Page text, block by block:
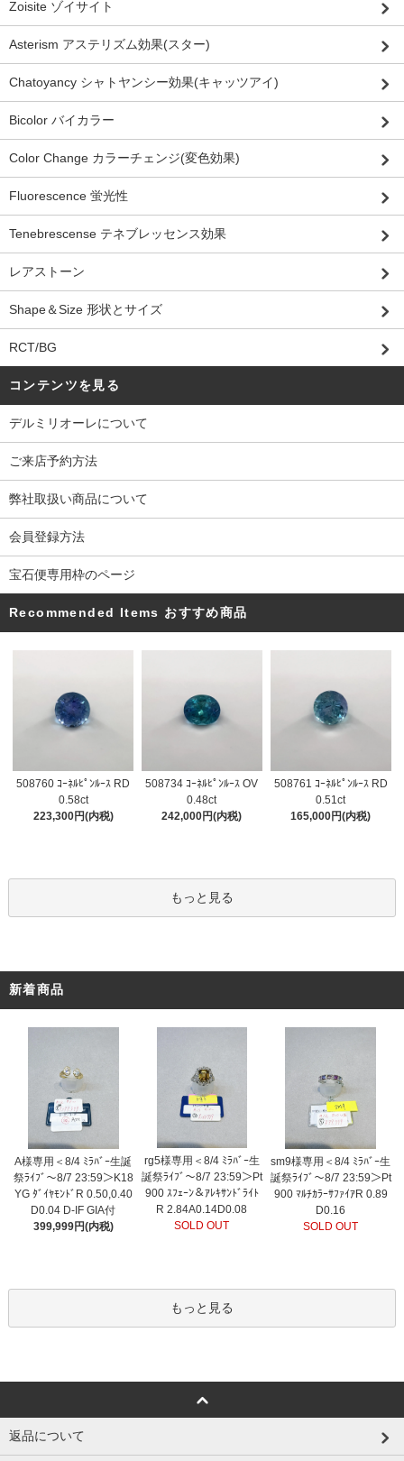
Zoisite ゾイサイト
Asterism アステリズム効果(スター)
Chatoyancy シャトヤンシー効果(キャッツアイ)
Bicolor バイカラー
Color Change カラーチェンジ(変色効果)
Fluorescence 蛍光性
Tenebrescense テネブレッセンス効果
レアストーン
Shape＆Size 形状とサイズ
RCT/BG
コンテンツを見る
デルミリオーレについて
ご来店予約方法
弊社取扱い商品について
会員登録方法
宝石便専用枠のページ
Recommended Items おすすめ商品
508760 ｺｰﾈﾙﾋﾟﾝﾙｰｽ RD
0.58ct
223,300円(内税)
508734 ｺｰﾈﾙﾋﾟﾝﾙｰｽ OV
0.48ct
242,000円(内税)
508761 ｺｰﾈﾙﾋﾟﾝﾙｰｽ RD
0.51ct
165,000円(内税)
もっと見る
新着商品
A様専用＜8/4 ﾐﾗﾊﾞｰ生誕
祭ﾗｲﾌﾞ～8/7 23:59＞K18
YG ﾀﾞｲﾔﾓﾝﾄﾞR 0.50,0.40
D0.04 D-IF GIA付
399,999円(内税)
rg5様専用＜8/4 ﾐﾗﾊﾞｰ生
誕祭ﾗｲﾌﾞ～8/7 23:59＞Pt
900 ｽﾌｪｰﾝ＆ｱﾚｷｻﾝﾄﾞﾗｲﾄ
R 2.84A0.14D0.08
SOLD OUT
sm9様専用＜8/4 ﾐﾗﾊﾞｰ生
誕祭ﾗｲﾌﾞ～8/7 23:59＞Pt
900 ﾏﾙﾁｶﾗｰｻﾌｧｲｱR 0.89
D0.16
SOLD OUT
もっと見る
返品について